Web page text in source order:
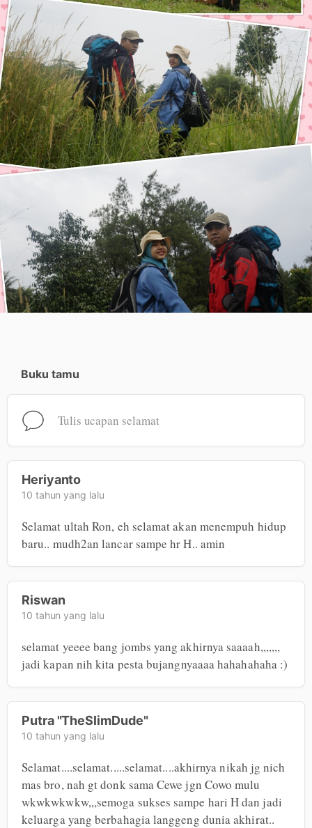
Buku tamu
Tulis ucapan selamat
Heriyanto
10 tahun yang lalu
Selamat ultah Ron, eh selamat akan menempuh hidup
baru.. mudh2an lancar sampe hr H.. amin
Riswan
10 tahun yang lalu
selamat yeeee bang jombs yang akhirnya saaaah,,,,,,,
Putra "TheSlimDude"
10 tahun yang lalu
Selamat....selamat.....selamat....akhirnya nikah jg nich
mas bro, nah gt donk sama Cewe jgn Cowo mulu
wkwkwkwkw,,,semoga sukses sampe hari H dan jadi
keluarga yang berbahagia langgeng dunia akhirat..